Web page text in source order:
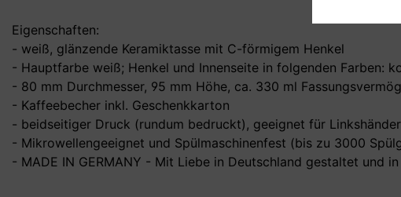
Eigenschaften:
- weiß, glänzende Keramiktasse mit C-förmigem Henkel
- Hauptfarbe weiß; Henkel und Innenseite in folgenden Farben:
- 80 mm Durchmesser, 95 mm Höhe, ca. 330 ml
- Kaffeebecher inkl. Geschenkkarton
- beidseitiger Druck (rundum bedruckt), geeignet für
- Mikrowellengeeignet und Spülmaschinenfest (bis zu 3000
- MADE IN GERMANY - Mit Liebe in Deutschland gestaltet und